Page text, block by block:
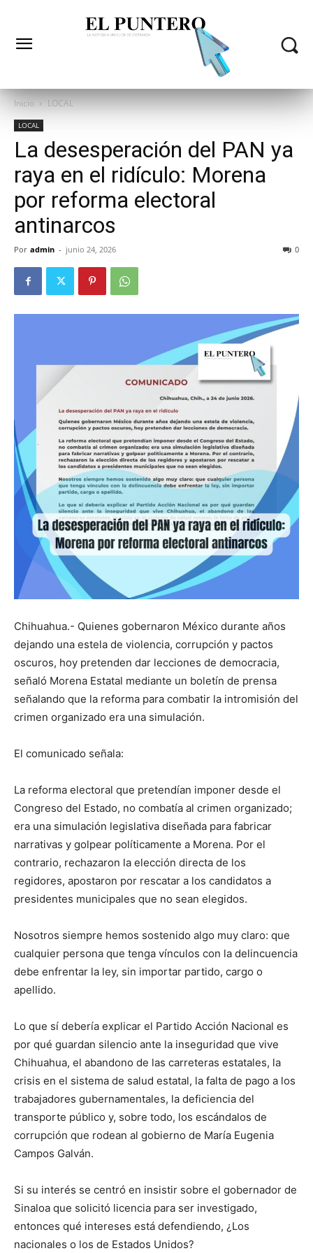
Inicio LOCAL
LOCAL
La desesperación del PAN ya
raya en el ridículo: Morena
por reforma electoral
antinarcos
Por admin - junio 24, 2026 0
Chihuahua.- Quienes gobernaron México durante años
dejando una estela de violencia, corrupción y pactos
oscuros, hoy pretenden dar lecciones de democracia,
señaló Morena Estatal mediante un boletín de prensa
señalando que la reforma para combatir la intromisión del
crimen organizado era una simulación.
El comunicado señala:
La reforma electoral que pretendían imponer desde el
Congreso del Estado, no combatía al crimen organizado;
era una simulación legislativa diseñada para fabricar
narrativas y golpear políticamente a Morena. Por el
contrario, rechazaron la elección directa de los
regidores, apostaron por rescatar a los candidatos a
presidentes municipales que no sean elegidos.
Nosotros siempre hemos sostenido algo muy claro: que
cualquier persona que tenga vínculos con la delincuencia
debe enfrentar la ley, sin importar partido, cargo o
apellido.
Lo que sí debería explicar el Partido Acción Nacional es
por qué guardan silencio ante la inseguridad que vive
Chihuahua, el abandono de las carreteras estatales, la
crisis en el sistema de salud estatal, la falta de pago a los
trabajadores gubernamentales, la deficiencia del
transporte público y, sobre todo, los escándalos de
corrupción que rodean al gobierno de María Eugenia
Campos Galván.
Si su interés se centró en insistir sobre el gobernador de
Sinaloa que solicitó licencia para ser investigado,
entonces qué intereses está defendiendo, ¿Los
nacionales o los de Estados Unidos?